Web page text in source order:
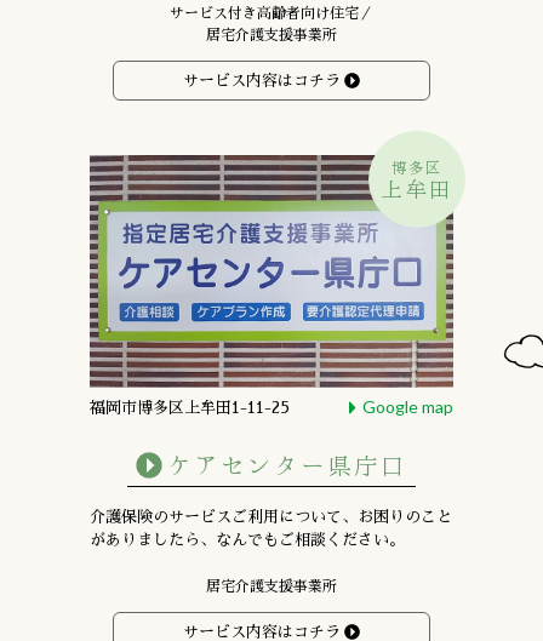
サービス付き高齢者向け住宅／
居宅介護支援事業所
サービス内容はコチラ
福岡市博多区上牟田1-11-25 Google map
博多区
上牟田
ケアセンター県庁口
介護保険のサービスご利用について、お困りのこと
がありましたら、なんでもご相談ください。
居宅介護支援事業所
サービス内容はコチラ